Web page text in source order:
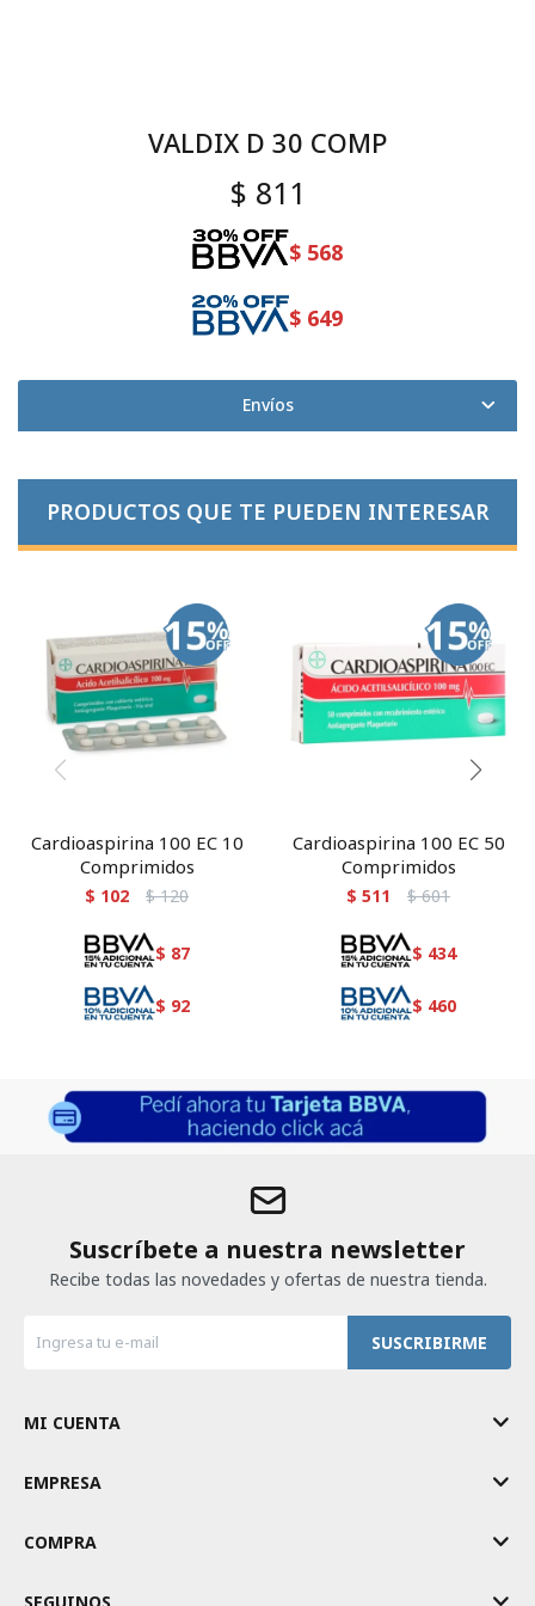
VALDIX D 30 COMP
$ 811
$ 568
$ 649
Envíos
PRODUCTOS QUE TE PUEDEN INTERESAR
Cardioaspirina 100 EC 10
Comprimidos
$ 102 $ 120
$ 87
$ 92
Cardioaspirina 100 EC 50
Comprimidos
$ 511 $ 601
$ 434
$ 460
Suscríbete a nuestra newsletter
Recibe todas las novedades y ofertas de nuestra tienda.
SUSCRIBIRME
MI CUENTA
EMPRESA
COMPRA